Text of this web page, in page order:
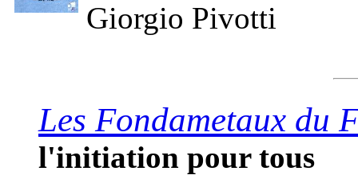
Giorgio Pivotti
Les Fondametaux du
l'initiation pour tous